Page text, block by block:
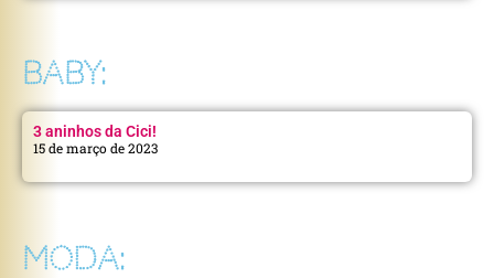
BABY:
3 aninhos da Cici!
15 de março de 2023
MODA: